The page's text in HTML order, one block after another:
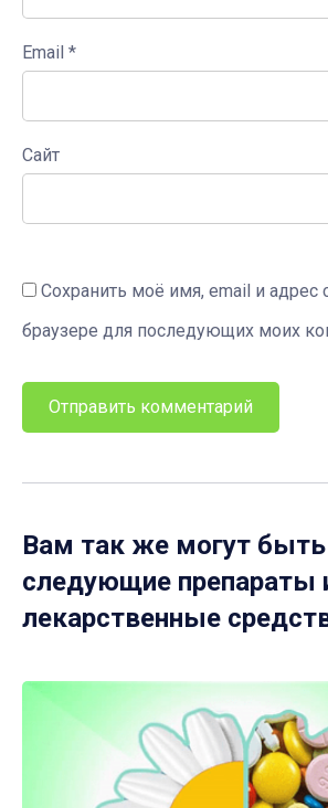
Email *
Сайт
Сохранить моё имя, email и адрес
браузере для последующих моих
Вам так же могут
следующие препараты
лекарственные